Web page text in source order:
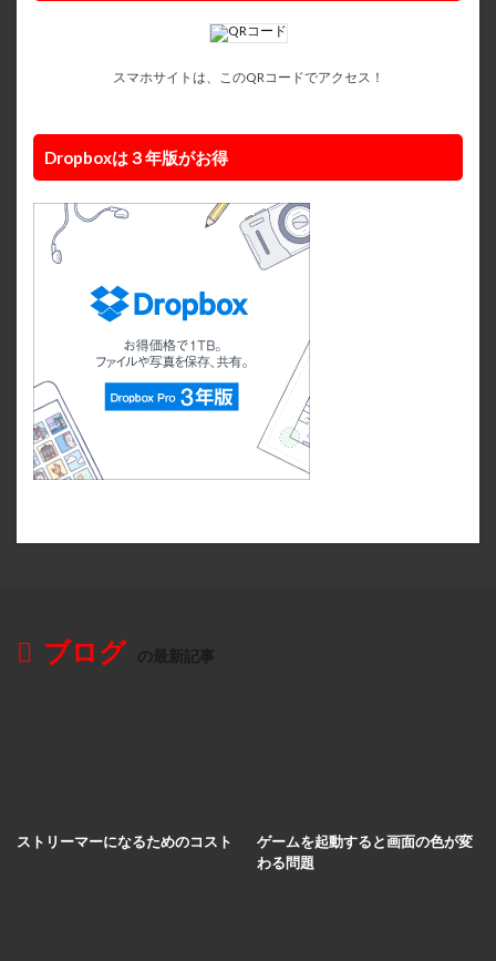
スマホサイトは、このQRコードでアクセス！
Dropboxは３年版がお得
ブログ の最新記事
ストリーマーになるためのコスト
ゲームを起動すると画面の色が変
わる問題